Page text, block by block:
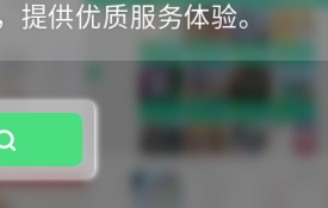
提供优质服务体验。